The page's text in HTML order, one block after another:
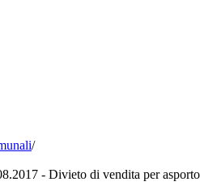
/
- Divieto di vendita per